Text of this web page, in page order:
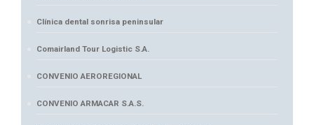
Clínica dental sonrisa peninsular
Comairland Tour Logistic S.A.
CONVENIO AEROREGIONAL
CONVENIO ARMACAR S.A.S.